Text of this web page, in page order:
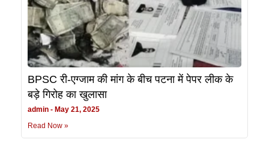
BPSC री-एग्जाम की मांग के बीच पटना में पेपर लीक के
बड़े गिरोह का खुलासा
admin
May 21, 2025
Read Now »